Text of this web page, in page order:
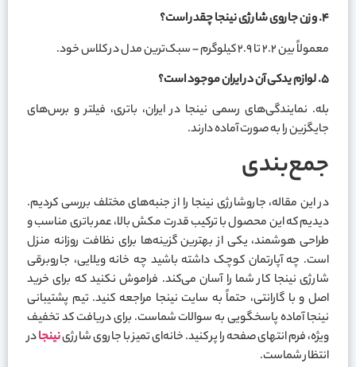
۴.وزن جاروی شارژی نینجا چقدر است؟
معمولاً بین ۲.۲ تا ۲.۹ کیلوگرم – سبک‌ترین مدل در کلاس خود.
۵.لوازم یدکی آن در ایران موجود است؟
بله. نمایندگی‌های رسمی نینجا در ایران، باتری، فیلتر و برس‌های
جایگزین را به صورت آماده دارند.
جمع‌بندی
در این مقاله، جاروشارژی نینجا را از جنبه‌های مختلف بررسی کردیم.
دیدیم که این محصول با ترکیب قدرت مکش بالا، عمر باتری مناسب و
طراحی هوشمند، یکی از بهترین گزینه‌ها برای نظافت روزانه منزل
است. چه آپارتمان کوچک داشته باشید چه خانه ویلایی، جاروبرقی
شارژی نینجا کار شما را آسان می‌کند. فراموش نکنید که برای خرید
اصل و با گارانتی، حتماً به سایت نینجا مراجعه کنید. تیم پشتیبانی
نینجا آماده پاسخگویی به سوالات شماست. برای دریافت کد تخفیف
ویژه، فرم انتهای صفحه را پر کنید. خانه‌ای تمیز با جاروی شارژینینجادر
انتظار شماست.